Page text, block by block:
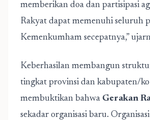
memberikan doa dan partisipasi
Rakyat dapat memenuhi seluruh
Kemenkumham secepatnya,”
Keberhasilan membangun
tingkat provinsi dan kabupaten/
membuktikan bahwa Gerakan
sekadar organisasi baru.